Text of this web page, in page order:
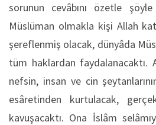
sorunun cevâbını özetle
Müslüman olmakla kişi Allah
şereflenmiş olacak, dünyâda
tüm haklardan faydalanacaktı.
nefsin, insan ve cin
esâretinden kurtulacak,
kavuşacaktı. Ona İslâm